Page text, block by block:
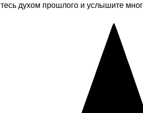
духом прошлого и услышите